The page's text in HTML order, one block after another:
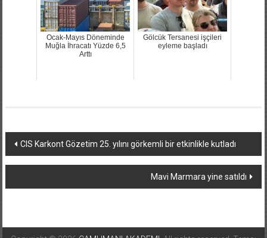
Ocak-Mayıs Döneminde
Muğla İhracatı Yüzde 6,5
Arttı
Gölcük Tersanesi işçileri
eyleme başladı
Yazı
dolaşımı
CIS Karkont Gözetim 25. yılını görkemli bir etkinlikle kutladı
Mavi Marmara yine satıldı